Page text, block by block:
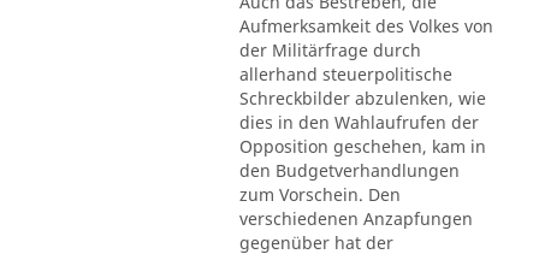
Aufmerksamkeit des Volkes von
der Militärfrage durch
allerhand steuerpolitische
Schreckbilder abzulenken, wie
dies in den Wahlaufrufen der
Opposition geschehen, kam in
den Budgetverhandlungen
zum Vorschein. Den
verschiedenen Anzapfungen
gegenüber hat der